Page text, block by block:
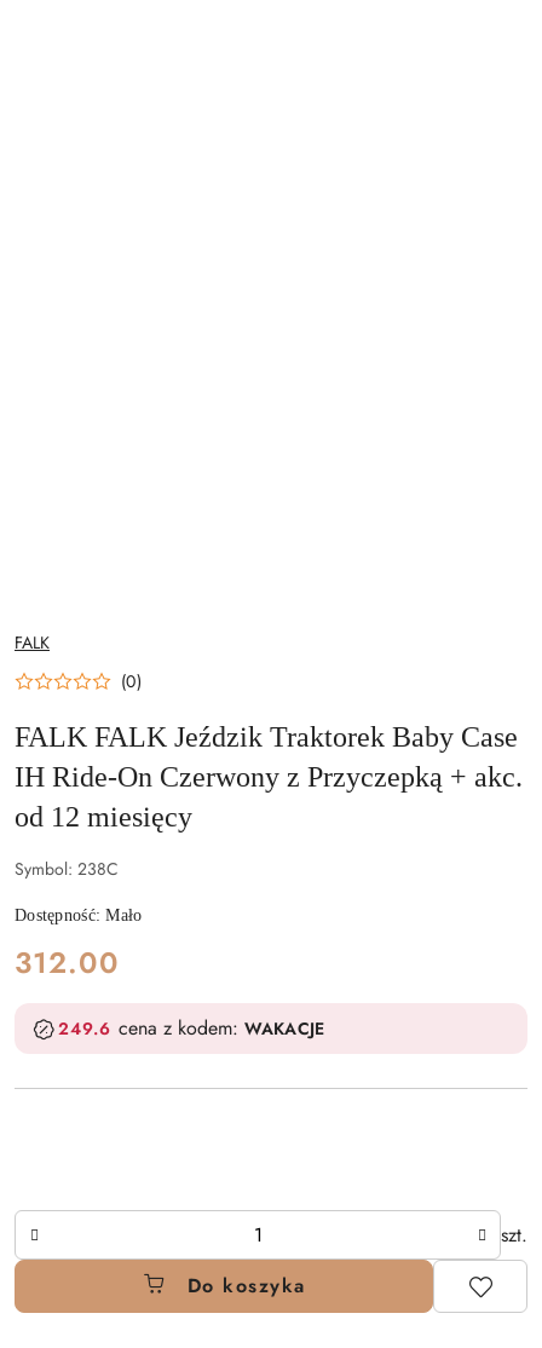
NAZWA
PRODUCENTA:
FALK
(0)
FALK FALK Jeździk Traktorek Baby Case
IH Ride-On Czerwony z Przyczepką + akc.
od 12 miesięcy
Symbol: 238C
Dostępność:Mało
cena:
312.00
249.6 cena z kodem: WAKACJE
szt.
Do koszyka